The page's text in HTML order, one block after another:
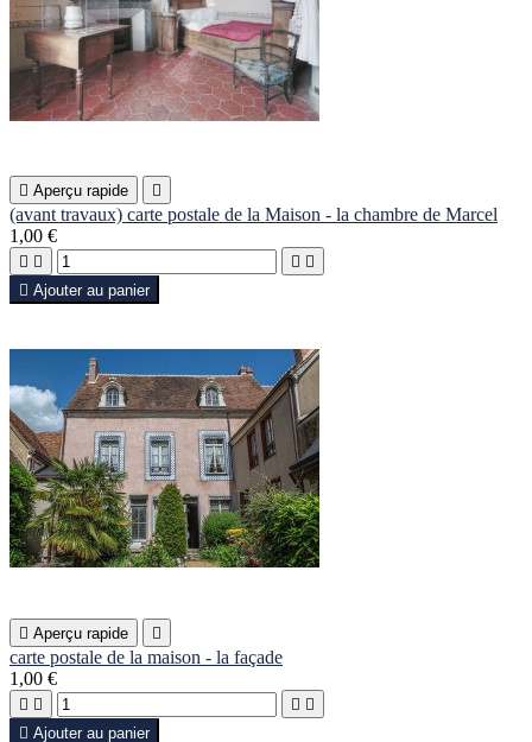
 Aperçu rapide 
(avant travaux) carte postale de la Maison - la chambre de Marcel
1,00 €
   
 Ajouter au panier
 Aperçu rapide 
carte postale de la maison - la façade
1,00 €
   
 Ajouter au panier